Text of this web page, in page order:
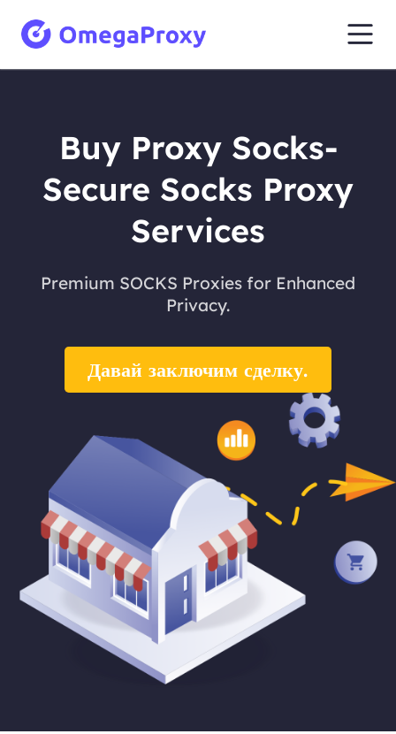
Buy Proxy Socks-
Secure Socks Proxy
Services
Premium SOCKS Proxies for Enhanced
Privacy.
Давай заключим сделку.